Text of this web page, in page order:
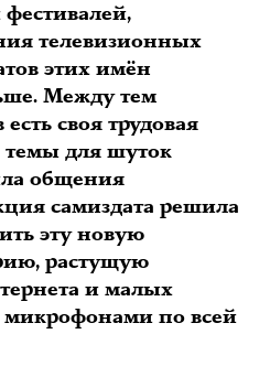
телевизионных
этих имён
Между тем
своя трудовая
темы для шуток
общения
самиздата решила
эту новую
растущую
и малых
микрофонами по всей